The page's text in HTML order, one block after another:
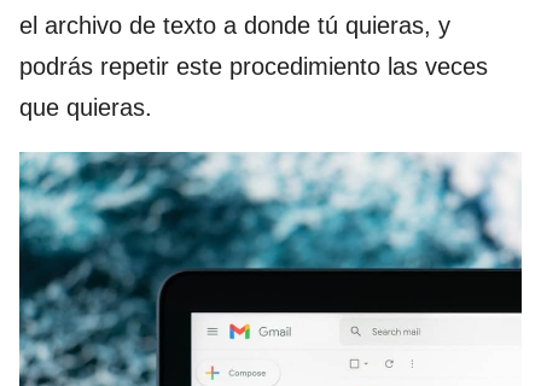
el archivo de texto a donde tú quieras, y
podrás repetir este procedimiento las veces
que quieras.